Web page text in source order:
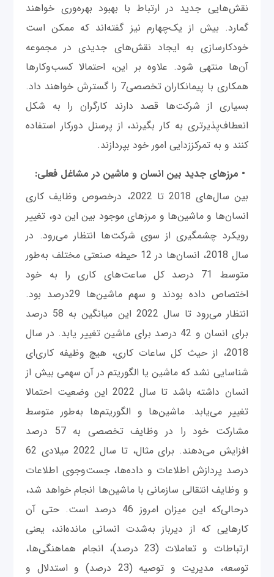
نقش‌هایی جدید در ارتباط با بهبود بهره‌وری خواهند
گمارد. بیش از یک‌چهارم نیز گفته‌اند که ممکن است
خودکارسازی به ایجاد نقش‌های جدیدی در مجموعه
آن‌ها منتهی شود. علاوه بر این، احتمالا کسب‌وکارها
همکاری با پیمانکاران تخصصی7 را گسترش خواهند داد.
بسیاری از شرکت‌ها قصد دارند کارگران را به شکل
انعطاف‌پذیرتری به کار بگیرند، از پرسنل دورکار استفاده
کنند و به تمرکززدایی امور خود بپردازند.
• مرزهای جدید بین انسان و ماشین در مشاغل فعلی:
بین سال‌های 2018 تا 2022، درخصوص وظایف کاری
انسان‌ها و ماشین‌ها و مرزهای موجود بین این‌ دو، تغییر
رویکرد چشمگیری از سوی شرکت‌ها انتظار می‌رود. در
سال 2018، انسان‌ها در 12 حیطه صنعتی مختلف به‌طور
متوسط 71 درصد کل ساعت‌های کاری را به خود
اختصاص داده بودند و سهم ماشین‌ها 29درصد بود.
انتظار می‌رود تا سال 2022 این میانگین به 58 درصد
برای انسان و 42 درصد برای ماشین تغییر یابد. در سال
2018، از حیث کل ساعات کاری، هیچ وظیفه کاری‌ای
شناسایی نشد که ماشین یا الگوریتم در آن سهمی بیش از
انسان داشته باشد تا سال 2022 این وضعیت احتمالا
تغییر می‌یابد. ماشین‌ها و الگوریتم‌ها به‌طور متوسط
مشارکت خود را در وظایف تخصصی به 57 درصد
افزایش می‌دهند. برای مثال، تا سال 2022 میلادی 62
درصد پردازش اطلاعات و داده‌ها، جست‌وجوی اطلاعات
و وظایف انتقالی سازمانی با ماشین‌ها انجام خواهد شد،
درحالی‌که این میزان امروز 46 درصد است. حتی آن
کارهایی که از دیرباز به‌شدت انسانی مانده‌اند، یعنی
ارتباطات و تعاملات (23 درصد)، انجام هماهنگی‌ها،
توسعه، مدیریت و توصیه (23 درصد) و استدلال و